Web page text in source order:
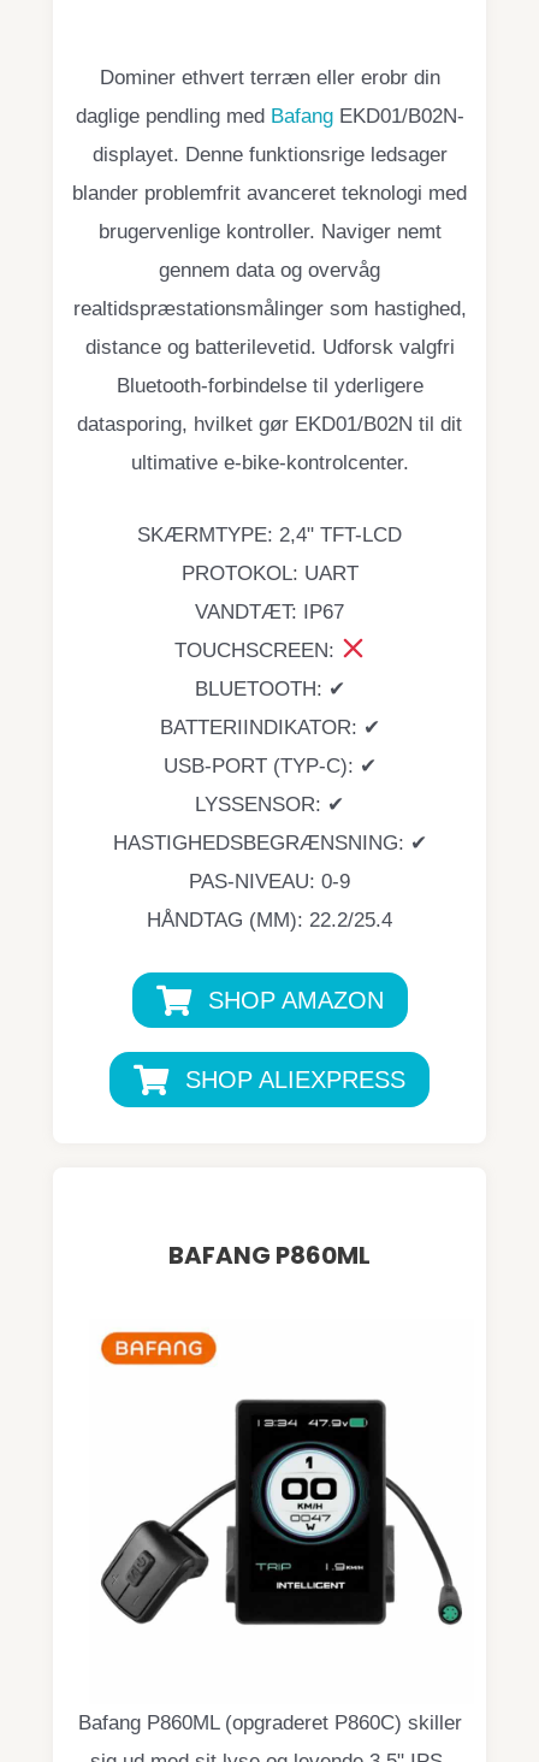
Dominer ethvert terræn eller erobr din
daglige pendling med BafangEKD01/B02N-
displayet. Denne funktionsrige ledsager
blander problemfrit avanceret teknologi med
brugervenlige kontroller. Naviger nemt
gennem data og overvåg
realtidspræstationsmålinger som hastighed,
distance og batterilevetid. Udforsk valgfri
Bluetooth-forbindelse til yderligere
datasporing, hvilket gør EKD01/B02N til dit
ultimative e-bike-kontrolcenter.
SKÆRMTYPE: 2,4" TFT-LCD
PROTOKOL: UART
VANDTÆT: IP67
TOUCHSCREEN:
BLUETOOTH: ✔
BATTERIINDIKATOR: ✔
USB-PORT (TYP-C): ✔
LYSSENSOR: ✔
HASTIGHEDSBEGRÆNSNING: ✔
PAS-NIVEAU: 0-9
HÅNDTAG (MM): 22.2/25.4
SHOP AMAZON
SHOP ALIEXPRESS
BAFANG P860ML
Bafang P860ML (opgraderet P860C) skiller